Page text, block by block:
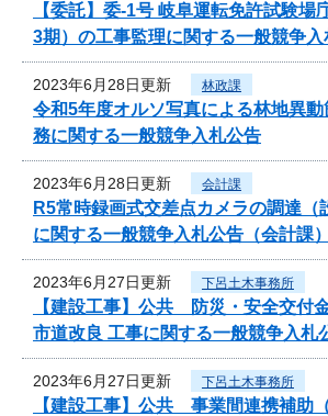
【委託】委-1号 岐阜運転免許試験場
3期）の工事監理に関する一般競争入
2023年6月28日更新 林政課
令和5年度オルソ写真による林地異
務に関する一般競争入札公告
2023年6月28日更新 会計課
R5常時録画式交差点カメラの調達（
に関する一般競争入札公告（会計課）
2023年6月27日更新 下呂土木事務所
【建設工事】公共 防災・安全交付
市道改良 工事に関する一般競争入札
2023年6月27日更新 下呂土木事務所
【建設工事】公共 事業間連携補助